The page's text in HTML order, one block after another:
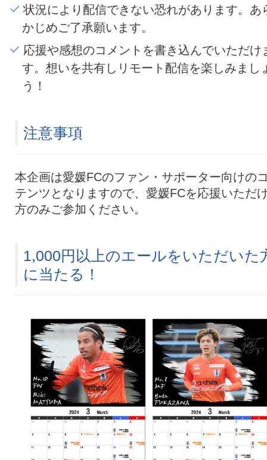
状況により配信できない恐れがあります。あ
かじめご了承願います。
応援や感想のコメントを書き込んでいただけ
す。想いを共有しリモート配信を楽しみまし
う！
注意事項
本企画は愛媛FCのファン・サポーター向けの
テンツとなりますので、愛媛FCを応援いただ
方のみご参加ください。
1,000円以上のエールをいただいた
に当たる！